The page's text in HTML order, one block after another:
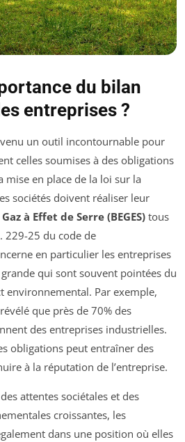
du bilan
entreprises ?
un outil incontournable pour
celles soumises à des obligations
mise en place de la loi sur la
sociétés doivent réaliser leur
à Effet de Serre (BEGES) tous
229-25 du code de
en particulier les entreprises
qui sont souvent pointées du
environnemental. Par exemple,
que près de 70% des
des entreprises industrielles.
obligations peut entraîner des
à la réputation de l’entreprise.
attentes sociétales et des
croissantes, les
dans une position où elles